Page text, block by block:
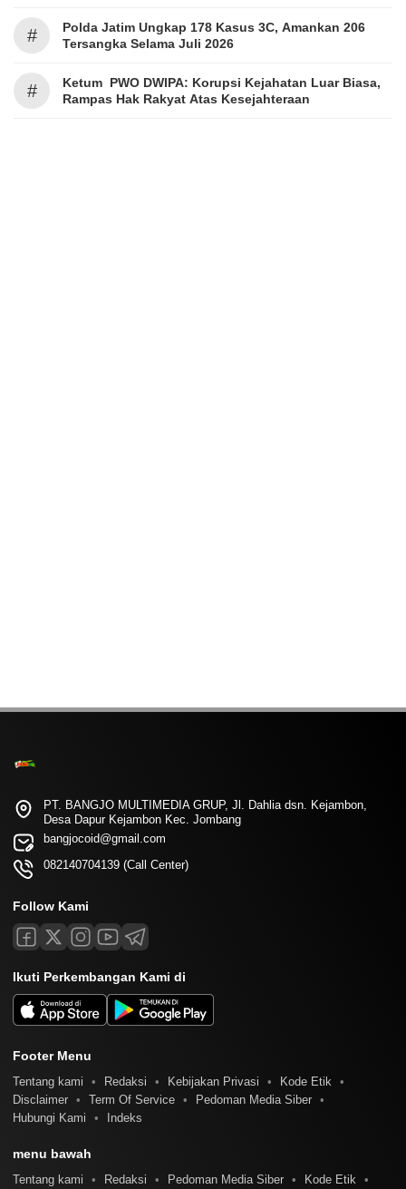
#
Polda Jatim Ungkap 178 Kasus 3C, Amankan 206
Tersangka Selama Juli 2026
#
Ketum PWO DWIPA: Korupsi Kejahatan Luar Biasa,
Rampas Hak Rakyat Atas Kesejahteraan
PT. BANGJO MULTIMEDIA GRUP, Jl. Dahlia dsn. Kejambon,
Desa Dapur Kejambon Kec. Jombang
bangjocoid@gmail.com
082140704139 (Call Center)
Follow Kami
Ikuti Perkembangan Kami di
Footer Menu
Tentang kami Redaksi Kebijakan Privasi
Kode Etik
Disclaimer
Term Of Service
Pedoman Media Siber
Hubungi Kami
Indeks
menu bawah
Tentang kami Redaksi Pedoman Media Siber
Kode Etik